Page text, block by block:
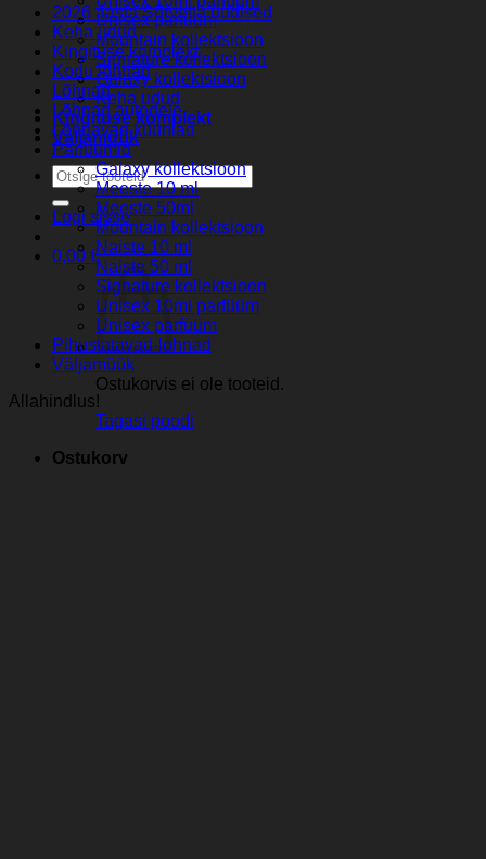
Unisex parfüüm
Mountain kollektsioon
Signature kollektsioon
Galaxy kollektsioon
Keha udud
Kingituse komplekt
Väljamüük
Otsi:
Logi sisse
0,00 €
Ostukorvis ei ole tooteid.
Tagasi poodi
Ostukorv
2026 aasta Sorvella uudised
Keha udud
Kingituse komplekt
Kodu lõhnad
Lõhnad
Lõhnad autodele
Lõhnavad küünlad
Parfuumid
Galaxy kollektsioon
Meeste 10 ml
Meeste 50ml
Mountain kollektsioon
Naiste 10 ml
Naiste 50 ml
Signature kollektsioon
Unisex 10ml parfüüm
Unisex parfüüm
Pihustatavad-lohnad
Väljamüük
Allahindlus!